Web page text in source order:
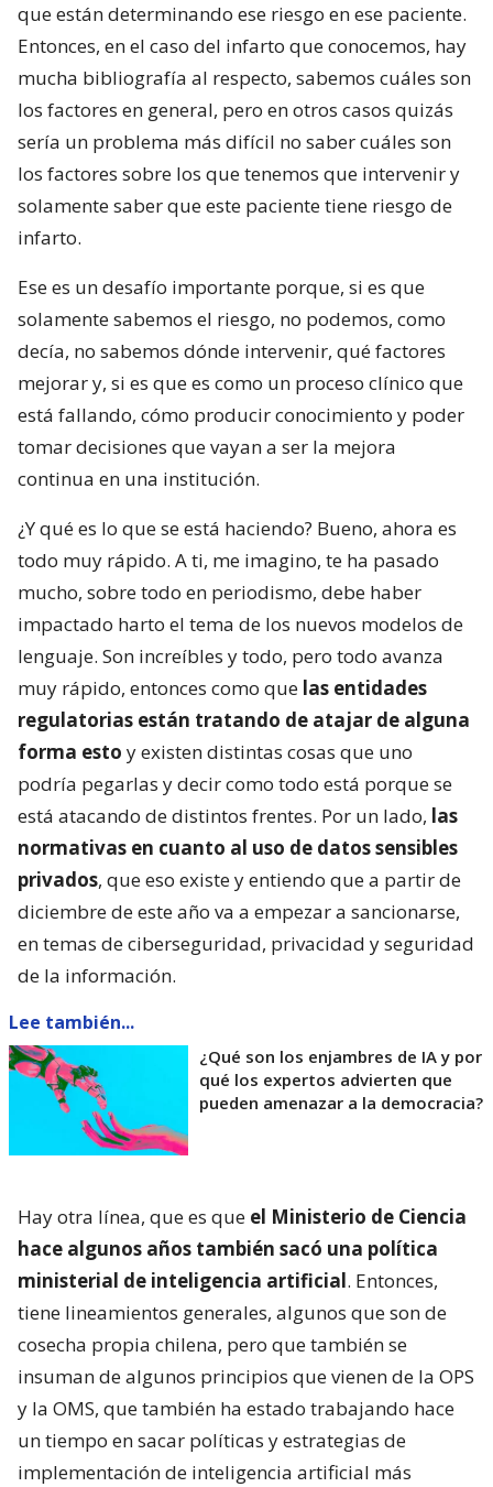
que están determinando ese riesgo en ese paciente.
Entonces, en el caso del infarto que conocemos, hay
mucha bibliografía al respecto, sabemos cuáles son
los factores en general, pero en otros casos quizás
sería un problema más difícil no saber cuáles son
los factores sobre los que tenemos que intervenir y
solamente saber que este paciente tiene riesgo de
infarto.
Ese es un desafío importante porque, si es que
solamente sabemos el riesgo, no podemos, como
decía, no sabemos dónde intervenir, qué factores
mejorar y, si es que es como un proceso clínico que
está fallando, cómo producir conocimiento y poder
tomar decisiones que vayan a ser la mejora
continua en una institución.
¿Y qué es lo que se está haciendo? Bueno, ahora es
todo muy rápido. A ti, me imagino, te ha pasado
mucho, sobre todo en periodismo, debe haber
impactado harto el tema de los nuevos modelos de
lenguaje. Son increíbles y todo, pero todo avanza
muy rápido, entonces como que las entidades
regulatorias están tratando de atajar de alguna
forma esto y existen distintas cosas que uno
podría pegarlas y decir como todo está porque se
está atacando de distintos frentes. Por un lado, las
normativas en cuanto al uso de datos sensibles
privados, que eso existe y entiendo que a partir de
diciembre de este año va a empezar a sancionarse,
en temas de ciberseguridad, privacidad y seguridad
de la información.
Lee también...
¿Qué son los enjambres de IA y por
qué los expertos advierten que
pueden amenazar a la democracia?
Hay otra línea, que es que el Ministerio de Ciencia
hace algunos años también sacó una política
ministerial de inteligencia artificial. Entonces,
tiene lineamientos generales, algunos que son de
cosecha propia chilena, pero que también se
insuman de algunos principios que vienen de la OPS
y la OMS, que también ha estado trabajando hace
un tiempo en sacar políticas y estrategias de
implementación de inteligencia artificial más